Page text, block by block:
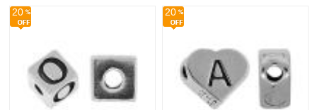
20 20